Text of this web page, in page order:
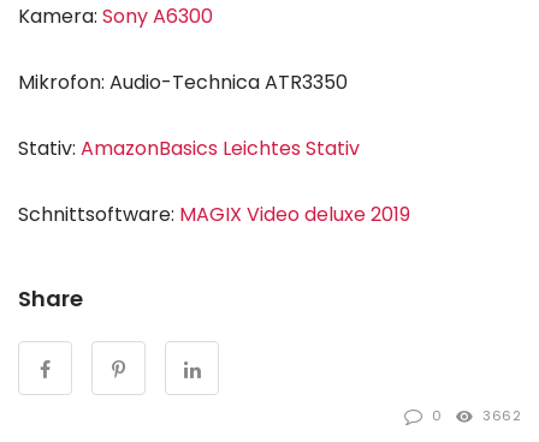
Kamera: Sony A6300
Mikrofon: Audio-Technica ATR3350
Stativ: AmazonBasics Leichtes Stativ
Schnittsoftware: MAGIX Video deluxe 2019
Share
0 3662